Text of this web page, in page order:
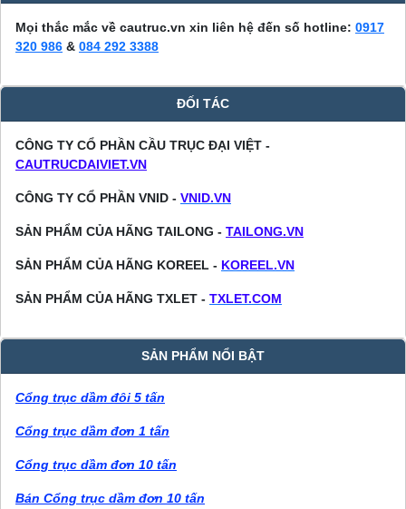
Mọi thắc mắc về cautruc.vn xin liên hệ đến số hotline: 0917
320 986 & 084 292 3388
ĐỐI TÁC
CÔNG TY CỔ PHẦN CẦU TRỤC ĐẠI VIỆT -
CAUTRUCDAIVIET.VN
CÔNG TY CỔ PHẦN VNID - VNID.VN
SẢN PHẨM CỦA HÃNG TAILONG - TAILONG.VN
SẢN PHẨM CỦA HÃNG KOREEL - KOREEL.VN
SẢN PHẨM CỦA HÃNG TXLET - TXLET.COM
SẢN PHẨM NỔI BẬT
Cổng trục dầm đôi 5 tấn
Cổng trục dầm đơn 1 tấn
Cổng trục dầm đơn 10 tấn
Bán Cổng trục dầm đơn 10 tấn